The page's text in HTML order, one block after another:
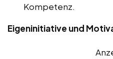
Kompetenz.
Eigeninitiative und